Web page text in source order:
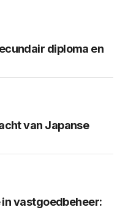
diploma en
van Japanse
vastgoedbeheer: